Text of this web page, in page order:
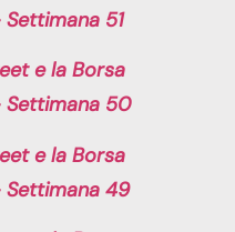
51
e la Borsa
Settimana 50
e la Borsa
Settimana 49